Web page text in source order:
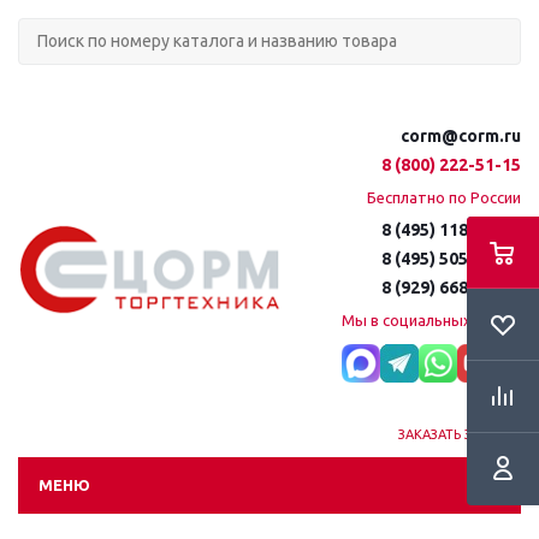
corm@corm.ru
8 (800) 222-51-15
Бесплатно по России
8 (495) 118-61-16
8 (495) 505-51-15
8 (929) 668-95-35
Мы в социальных сетях:
ЗАКАЗАТЬ ЗВОНОК
МЕНЮ